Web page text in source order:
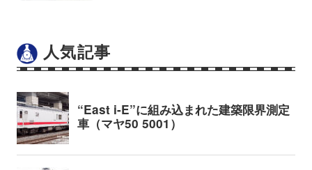
人気記事